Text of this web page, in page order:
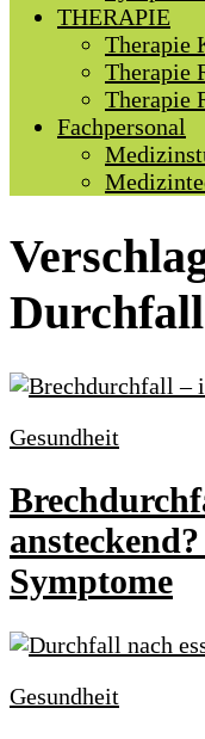
THERAPIE
Therapie
Therapie
Therapie
Fachpersonal
Durchfall
Gesundheit
Symptome
Gesundheit